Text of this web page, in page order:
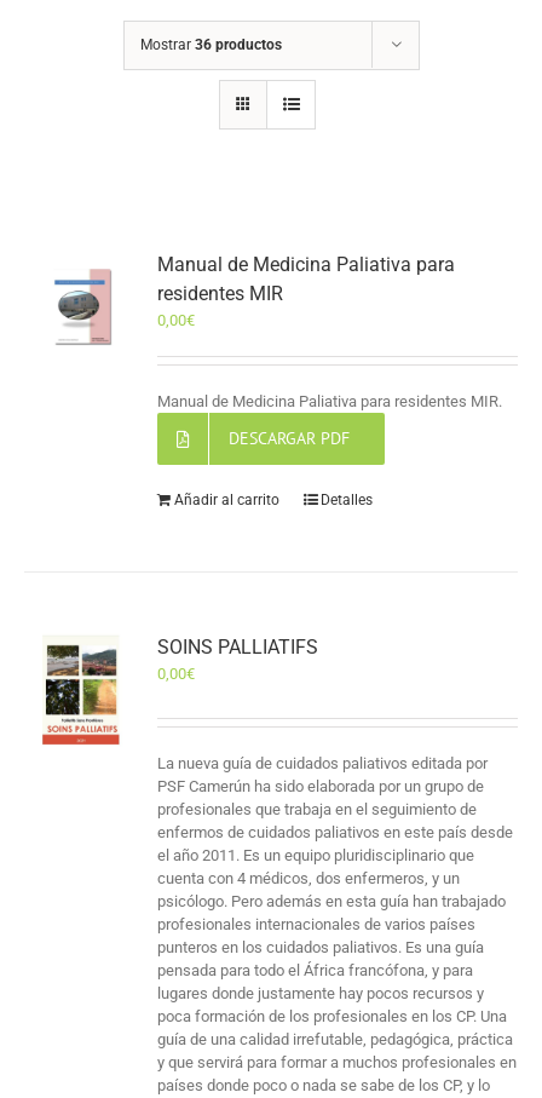
Mostrar 36 productos
Manual de Medicina Paliativa para
residentes MIR
0,00€
Manual de Medicina Paliativa para residentes MIR.
DESCARGAR PDF
Añadir al carrito Detalles
SOINS PALLIATIFS
0,00€
La nueva guía de cuidados paliativos editada por
PSF Camerún ha sido elaborada por un grupo de
profesionales que trabaja en el seguimiento de
enfermos de cuidados paliativos en este país desde
el año 2011. Es un equipo pluridisciplinario que
cuenta con 4 médicos, dos enfermeros, y un
psicólogo. Pero además en esta guía han trabajado
profesionales internacionales de varios países
punteros en los cuidados paliativos. Es una guía
pensada para todo el África francófona, y para
lugares donde justamente hay pocos recursos y
poca formación de los profesionales en los CP. Una
guía de una calidad irrefutable, pedagógica, práctica
y que servirá para formar a muchos profesionales en
países donde poco o nada se sabe de los CP, y lo